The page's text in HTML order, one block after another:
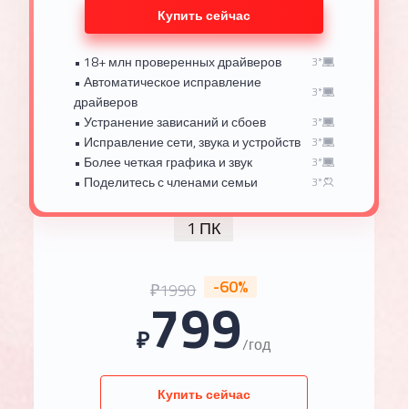
1 ПК
₽1990 -60%
₽799/год
Купить сейчас
Купить сейчас
• 18+ млн проверенных драйверов 3*
• Автоматическое исправление
драйверов
3*
• Устранение зависаний и сбоев 3*
• Исправление сети, звука и устройств 3*
• Более четкая графика и звук 3*
• Поделитесь с членами семьи 3*